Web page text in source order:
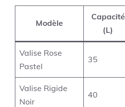
Modèle
Capacité
(L)
Valise Rose
Pastel
35
Valise Rigide
Noir
40